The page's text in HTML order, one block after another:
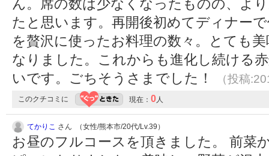
ん。席の数は少なくなったものの、よ
たと思います。再開後初めてディナー
を贅沢に使ったお料理の数々。とても
なりました。これからも進化し続ける
いです。ごちそうさまでした！
（投稿
このクチコミに 現在： 0人
てかりこ さん （女性/熊本市/20代/Lv.39）
お昼のフルコースを頂きました。 前菜